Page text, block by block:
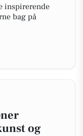
inspirerende
bag på
og